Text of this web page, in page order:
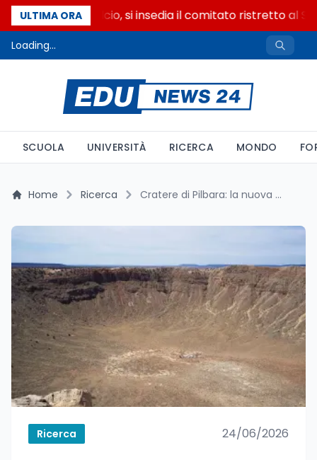
ULTIMA ORA
Riforma del calcio, si insedia il comitato ristretto al
Loading...
SCUOLA UNIVERSITÀ RICERCA MONDO
Home Ricerca Cratere di Pilbara: la nuova età lo conferma il più antico della Terra
Ricerca 24/06/2026